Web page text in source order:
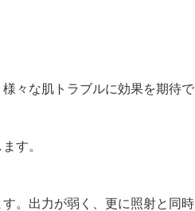
々な肌トラブルに効果を期待で
す。
。出力が弱く、更に照射と同時